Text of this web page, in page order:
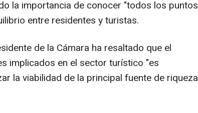
la importancia de conocer "todos los puntos
entre residentes y turistas.
de la Cámara ha resaltado que el
implicados en el sector turístico "es
la viabilidad de la principal fuente de riqueza